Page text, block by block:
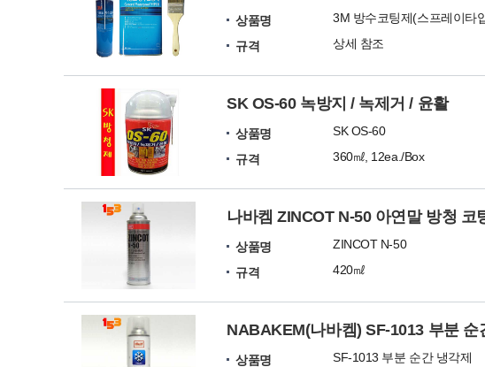
상품명
3M 방수코팅제(스프레이타
규격
상세 참조
SK OS-60 녹방지 / 녹제거 / 윤활
상품명
SK OS-60
규격
360㎖, 12ea./Box
나바켐 ZINCOT N-50 아연말 방청 코
상품명
ZINCOT N-50
규격
420㎖
NABAKEM(나바켐) SF-1013 부분 순
상품명
SF-1013 부분 순간 냉각제